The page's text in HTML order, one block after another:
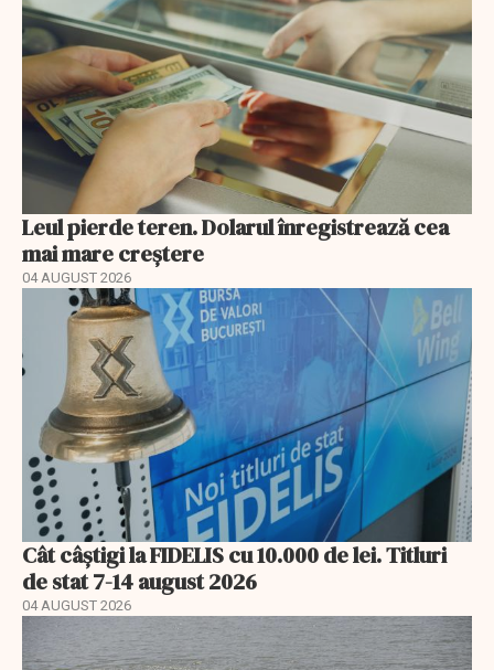
Leul pierde teren. Dolarul înregistrează cea
mai mare creștere
04 AUGUST 2026
Cât câștigi la FIDELIS cu 10.000 de lei. Titluri
de stat 7-14 august 2026
04 AUGUST 2026